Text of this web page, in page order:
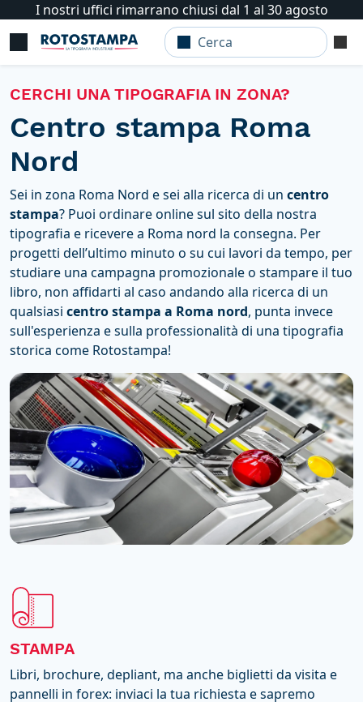
I nostri uffici rimarrano chiusi dal 1 al 30 agosto
CERCHI UNA TIPOGRAFIA IN ZONA?
Centro stampa Roma
Nord
Sei in zona Roma Nord e sei alla ricerca di un centro
stampa? Puoi ordinare online sul sito della nostra
tipografia e ricevere a Roma nord la consegna. Per
progetti dell’ultimo minuto o su cui lavori da tempo, per
studiare una campagna promozionale o stampare il tuo
libro, non affidarti al caso andando alla ricerca di un
qualsiasi centro stampa a Roma nord, punta invece
sull'esperienza e sulla professionalità di una tipografia
storica come Rotostampa!
STAMPA
Libri, brochure, depliant, ma anche biglietti da visita e
pannelli in forex: inviaci la tua richiesta e sapremo